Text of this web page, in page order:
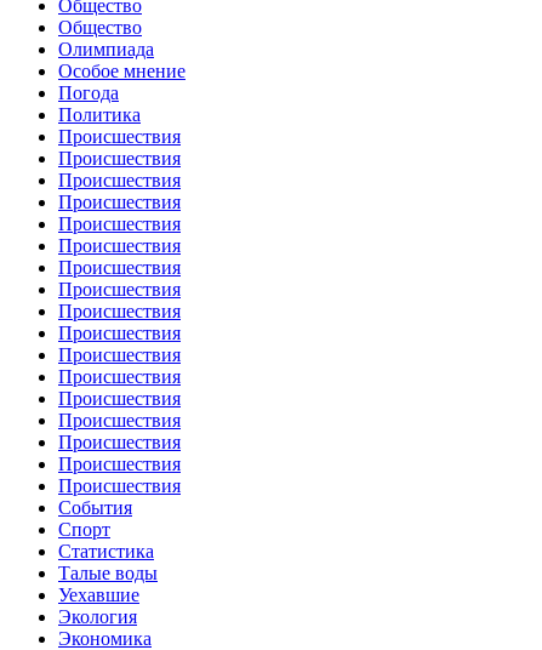
Общество
Общество
Олимпиада
Особое мнение
Погода
Политика
Происшествия
Происшествия
Происшествия
Происшествия
Происшествия
Происшествия
Происшествия
Происшествия
Происшествия
Происшествия
Происшествия
Происшествия
Происшествия
Происшествия
Происшествия
Происшествия
Происшествия
События
Спорт
Статистика
Талые воды
Уехавшие
Экология
Экономика